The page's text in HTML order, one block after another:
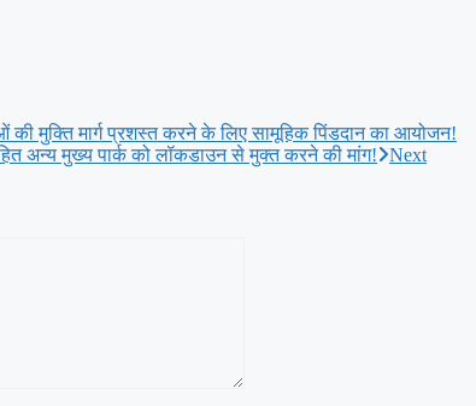
मुक्ति मार्ग प्रशस्त करने के लिए सामूहिक पिंडदान का आयोजन!
अन्य मुख्य पार्क को लॉकडाउन से मुक्त करने की मांग! Next